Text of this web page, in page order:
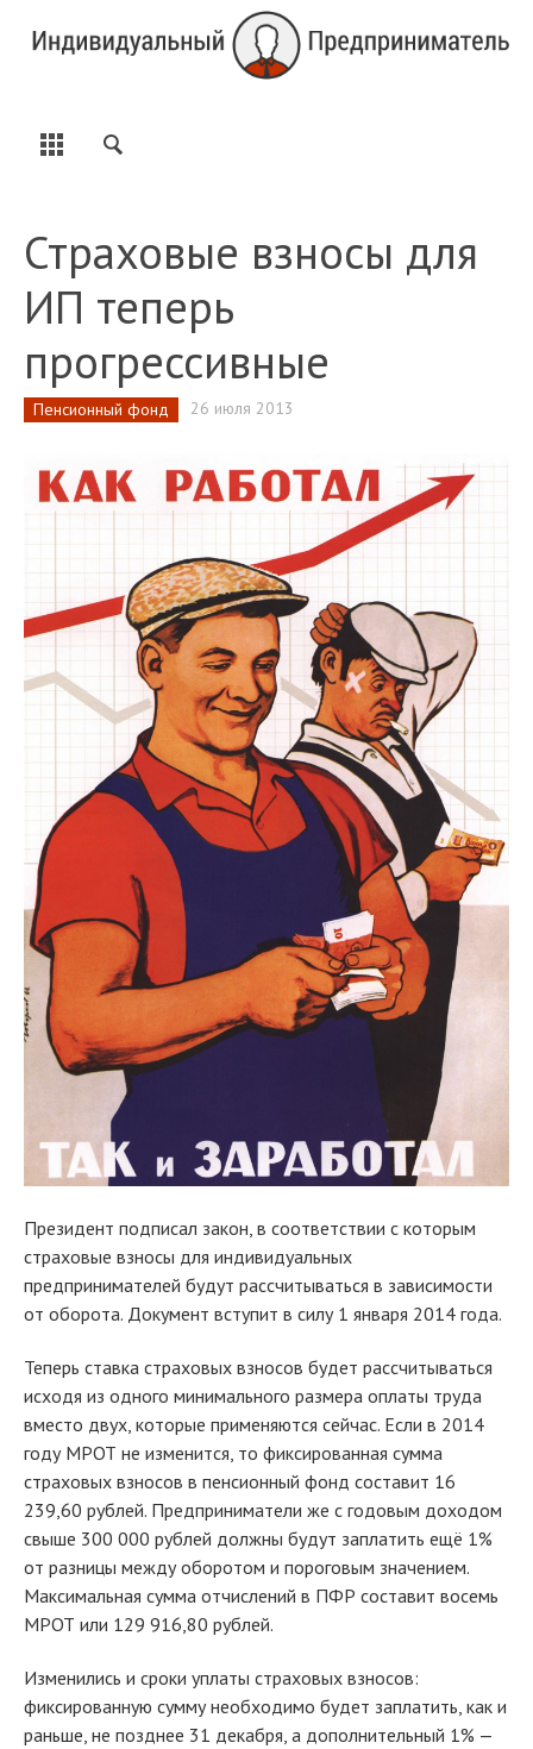
Страховые взносы для
ИП теперь
прогрессивные
Пенсионный фонд 26 июля 2013
Президент подписал закон, в соответствии с которым
страховые взносы для индивидуальных
предпринимателей будут рассчитываться в зависимости
от оборота. Документ вступит в силу 1 января 2014 года.
Теперь ставка страховых взносов будет рассчитываться
исходя из одного минимального размера оплаты труда
вместо двух, которые применяются сейчас. Если в 2014
году МРОТ не изменится, то фиксированная сумма
страховых взносов в пенсионный фонд составит 16
239,60 рублей. Предприниматели же с годовым доходом
свыше 300 000 рублей должны будут заплатить ещё 1%
от разницы между оборотом и пороговым значением.
Максимальная сумма отчислений в ПФР составит восемь
МРОТ или 129 916,80 рублей.
Изменились и сроки уплаты страховых взносов:
фиксированную сумму необходимо будет заплатить, как и
раньше, не позднее 31 декабря, а дополнительный 1% —